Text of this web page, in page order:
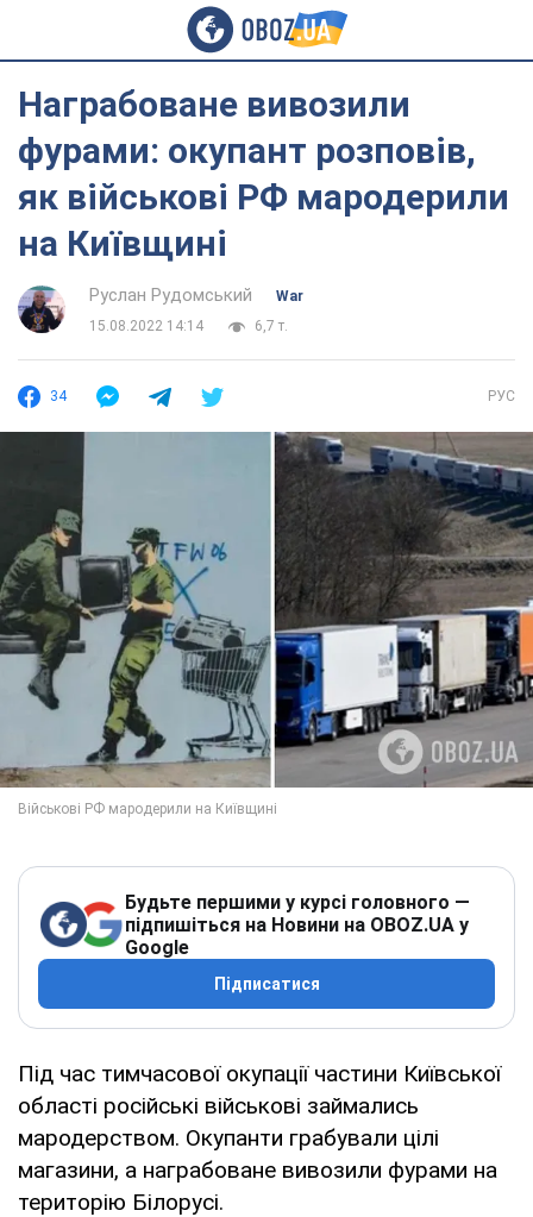
Награбоване вивозили
фурами: окупант розповів,
як військові РФ мародерили
на Київщині
Руслан Рудомський
War
15.08.2022 14:14
6,7 т.
34 РУС
Будьте першими у курсі головного —
підпишіться на Новини на OBOZ.UA у
Google
Підписатися
Під час тимчасової окупації частини Київської
області російські військові займались
мародерством. Окупанти грабували цілі
магазини, а награбоване вивозили фурами на
територію Білорусі.